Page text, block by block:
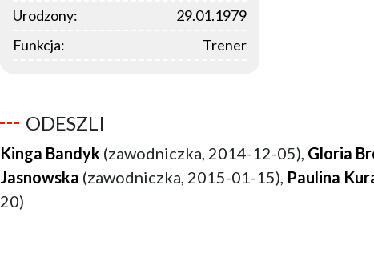
Urodzony:
29.01.1979
Funkcja:
Trener
ODESZLI
Kinga Bandyk (zawodniczka, 2014-12-05), Gloria
Jasnowska (zawodniczka, 2015-01-15), Paulina
20)